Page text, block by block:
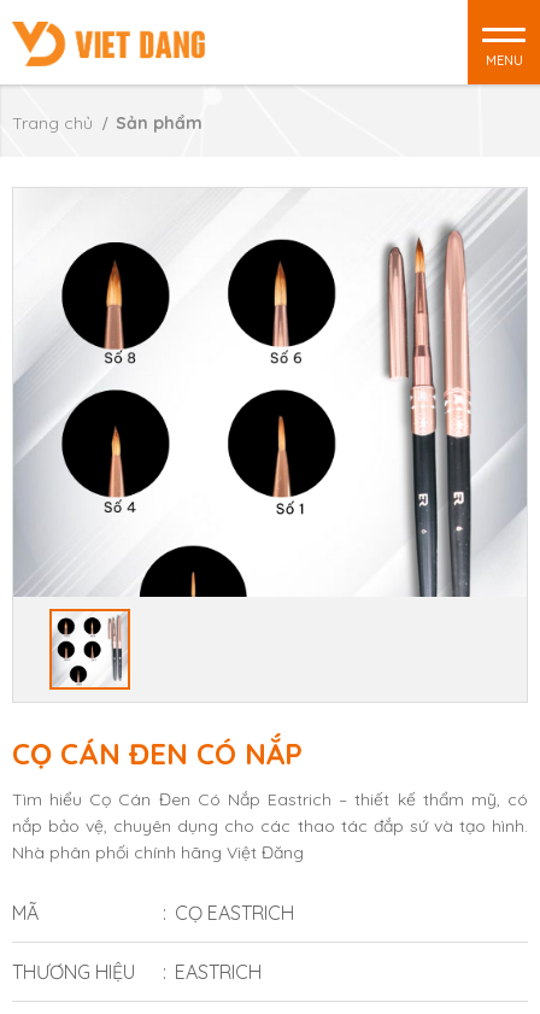
MENU
Trang chủ Sản phẩm
CỌ CÁN ĐEN CÓ NẮP
Tìm hiểu Cọ Cán Đen Có Nắp Eastrich – thiết kế thẩm mỹ, có
nắp bảo vệ, chuyên dụng cho các thao tác đắp sứ và tạo hình.
Nhà phân phối chính hãng Việt Đăng
MÃ CỌ EASTRICH
THƯƠNG HIỆU EASTRICH